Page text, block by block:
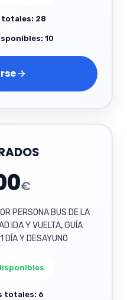
28
10
€
PERSONA BUS DE LA
IDA Y VUELTA, GUÍA
DÍA Y DESAYUNO
totales: 6